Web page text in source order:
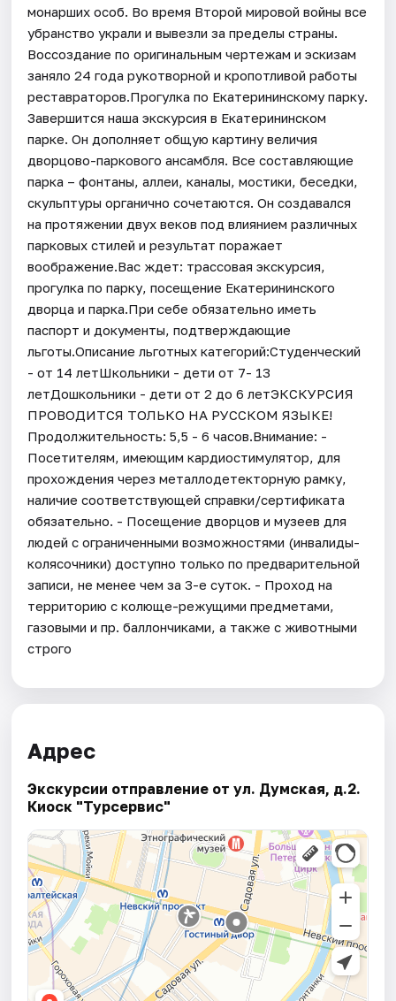
монарших особ. Во время Второй мировой войны все
убранство украли и вывезли за пределы страны.
Воссоздание по оригинальным чертежам и эскизам
заняло 24 года рукотворной и кропотливой работы
реставраторов.Прогулка по Екатерининскому парку.
Завершится наша экскурсия в Екатерининском
парке. Он дополняет общую картину величия
дворцово-паркового ансамбля. Все составляющие
парка – фонтаны, аллеи, каналы, мостики, беседки,
скульптуры органично сочетаются. Он создавался
на протяжении двух веков под влиянием различных
парковых стилей и результат поражает
воображение.Вас ждет: трассовая экскурсия,
прогулка по парку, посещение Екатерининского
дворца и парка.При себе обязательно иметь
паспорт и документы, подтверждающие
льготы.Описание льготных категорий:Студенческий
- от 14 летШкольники - дети от 7- 13
летДошкольники - дети от 2 до 6 летЭКСКУРСИЯ
ПРОВОДИТСЯ ТОЛЬКО НА РУССКОМ ЯЗЫКЕ!
Продолжительность: 5,5 - 6 часов.Внимание: -
Посетителям, имеющим кардиостимулятор, для
прохождения через металлодетекторную рамку,
наличие соответствующей справки/сертификата
обязательно. - Посещение дворцов и музеев для
людей с ограниченными возможностями (инвалиды-
колясочники) доступно только по предварительной
записи, не менее чем за 3-е суток. - Проход на
территорию с колюще-режущими предметами,
газовыми и пр. баллончиками, а также с животными
строго
Адрес
Экскурсии отправление от ул. Думская, д.2.
Киоск "Турсервис"